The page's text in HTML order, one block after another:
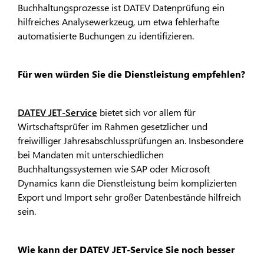
Buchhaltungsprozesse ist DATEV Datenprüfung ein
hilfreiches Analysewerkzeug, um etwa fehlerhafte
automatisierte Buchungen zu identifizieren.
Für wen würden Sie die Dienstleistung empfehlen?
DATEV JET-Service bietet sich vor allem für
Wirtschaftsprüfer im Rahmen gesetzlicher und
freiwilliger Jahresabschlussprüfungen an. Insbesondere
bei Mandaten mit unterschiedlichen
Buchhaltungssystemen wie SAP oder Microsoft
Dynamics kann die Dienstleistung beim komplizierten
Export und Import sehr großer Datenbestände hilfreich
sein.
Wie kann der DATEV JET-Service Sie noch besser